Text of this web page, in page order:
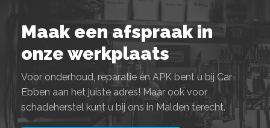
Maak een afspraak in
onze werkplaats
Voor onderhoud, reparatie én APK bent u bij Car
Ebben aan het juiste adres! Maar ook voor
schadeherstel kunt u bij ons in Malden terecht.